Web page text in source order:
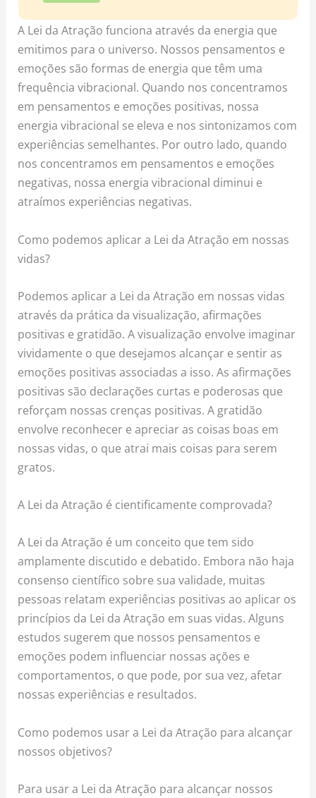
A Lei da Atração funciona através da energia que
emitimos para o universo. Nossos pensamentos e
emoções são formas de energia que têm uma
frequência vibracional. Quando nos concentramos
em pensamentos e emoções positivas, nossa
energia vibracional se eleva e nos sintonizamos com
experiências semelhantes. Por outro lado, quando
nos concentramos em pensamentos e emoções
negativas, nossa energia vibracional diminui e
atraímos experiências negativas.
Como podemos aplicar a Lei da Atração em nossas
vidas?
Podemos aplicar a Lei da Atração em nossas vidas
através da prática da visualização, afirmações
positivas e gratidão. A visualização envolve imaginar
vividamente o que desejamos alcançar e sentir as
emoções positivas associadas a isso. As afirmações
positivas são declarações curtas e poderosas que
reforçam nossas crenças positivas. A gratidão
envolve reconhecer e apreciar as coisas boas em
nossas vidas, o que atrai mais coisas para serem
gratos.
A Lei da Atração é cientificamente comprovada?
A Lei da Atração é um conceito que tem sido
amplamente discutido e debatido. Embora não haja
consenso científico sobre sua validade, muitas
pessoas relatam experiências positivas ao aplicar os
princípios da Lei da Atração em suas vidas. Alguns
estudos sugerem que nossos pensamentos e
emoções podem influenciar nossas ações e
comportamentos, o que pode, por sua vez, afetar
nossas experiências e resultados.
Como podemos usar a Lei da Atração para alcançar
nossos objetivos?
Para usar a Lei da Atração para alcançar nossos